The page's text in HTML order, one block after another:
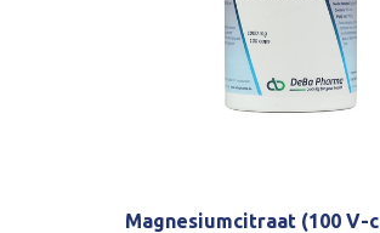
Magnesiumcitraat (100 V-